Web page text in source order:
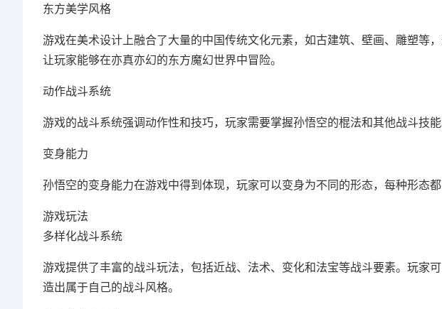
东方美学风格
游戏在美术设计上融合了大量的中国传统文化元素，如古建筑、壁画、雕塑等
让玩家能够在亦真亦幻的东方魔幻世界中冒险。
动作战斗系统
游戏的战斗系统强调动作性和技巧，玩家需要掌握孙悟空的棍法和其他战斗技能
变身能力
孙悟空的变身能力在游戏中得到体现，玩家可以变身为不同的形态，每种形态都
游戏玩法
多样化战斗系统
游戏提供了丰富的战斗玩法，包括近战、法术、变化和法宝等战斗要素。玩家
造出属于自己的战斗风格。